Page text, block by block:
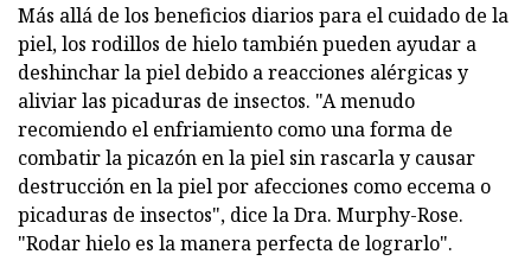
Más allá de los beneficios diarios para el cuidado de la
piel, los rodillos de hielo también pueden ayudar a
deshinchar la piel debido a reacciones alérgicas y
aliviar las picaduras de insectos. "A menudo
recomiendo el enfriamiento como una forma de
combatir la picazón en la piel sin rascarla y causar
destrucción en la piel por afecciones como eccema o
picaduras de insectos", dice la Dra. Murphy-Rose.
"Rodar hielo es la manera perfecta de lograrlo".